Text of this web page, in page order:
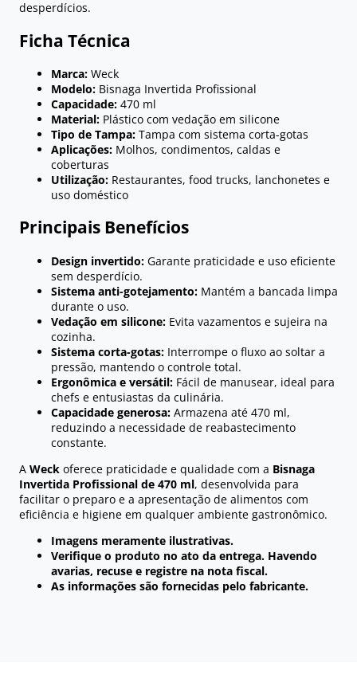
desperdícios.
Ficha Técnica
Marca: Weck
Modelo: Bisnaga Invertida Profissional
Capacidade: 470 ml
Material: Plástico com vedação em silicone
Tipo de Tampa: Tampa com sistema corta-gotas
Aplicações: Molhos, condimentos, caldas e
coberturas
Utilização: Restaurantes, food trucks, lanchonetes e
uso doméstico
Principais Benefícios
Design invertido: Garante praticidade e uso eficiente
sem desperdício.
Sistema anti-gotejamento: Mantém a bancada limpa
durante o uso.
Vedação em silicone: Evita vazamentos e sujeira na
cozinha.
Sistema corta-gotas: Interrompe o fluxo ao soltar a
pressão, mantendo o controle total.
Ergonômica e versátil: Fácil de manusear, ideal para
chefs e entusiastas da culinária.
Capacidade generosa: Armazena até 470 ml,
reduzindo a necessidade de reabastecimento
constante.
A Weck oferece praticidade e qualidade com a Bisnaga
Invertida Profissional de 470 ml, desenvolvida para
facilitar o preparo e a apresentação de alimentos com
eficiência e higiene em qualquer ambiente gastronômico.
Imagens meramente ilustrativas.
Verifique o produto no ato da entrega. Havendo
avarias, recuse e registre na nota fiscal.
As informações são fornecidas pelo fabricante.